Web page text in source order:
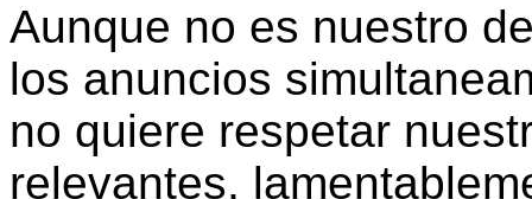
Aunque no es nuestro
los anuncios
no quiere respetar
relevantes,